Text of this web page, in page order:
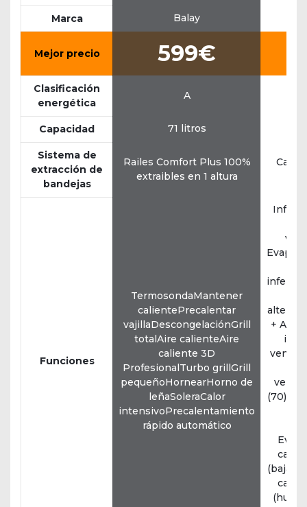
Marca Balay
Mejor precio 599€
Clasificación
energética
A
Capacidad 71 litros
Sistema de
extracción de
bandejas
Railes Comfort Plus 100%
extraibles en 1 altura
Funciones
TermosondaMantener
calientePrecalentar
vajillaDescongelaciónGrill
totalAire calienteAire
caliente 3D
ProfesionalTurbo grillGrill
pequeñoHornearHorno de
leñaSoleraCalor
intensivoPrecalentamiento
rápido automático
+
(70) +
calor
(baja
calor